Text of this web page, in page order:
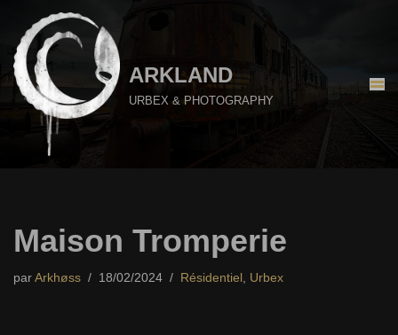
Aller
au
contenu
ARKLAND
URBEX & PHOTOGRAPHY
Maison Tromperie
par Arkhøss 18/02/2024 Résidentiel , Urbex